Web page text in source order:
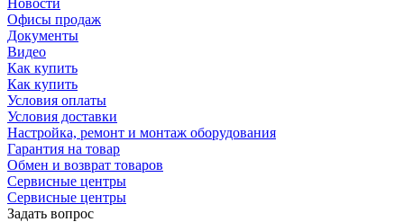
Новости
Офисы продаж
Документы
Видео
Как купить
Как купить
Условия оплаты
Условия доставки
Настройка, ремонт и монтаж оборудования
Гарантия на товар
Обмен и возврат товаров
Сервисные центры
Сервисные центры
Задать вопрос